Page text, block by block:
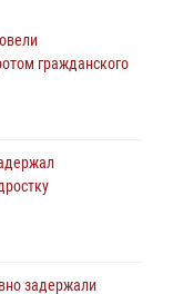
гражданского
задержали